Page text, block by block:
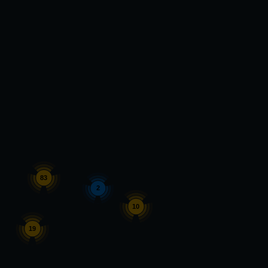
83
10
2
19